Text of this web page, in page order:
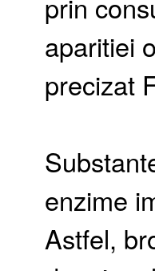
aparitiei
precizat
enzime
Astfel,